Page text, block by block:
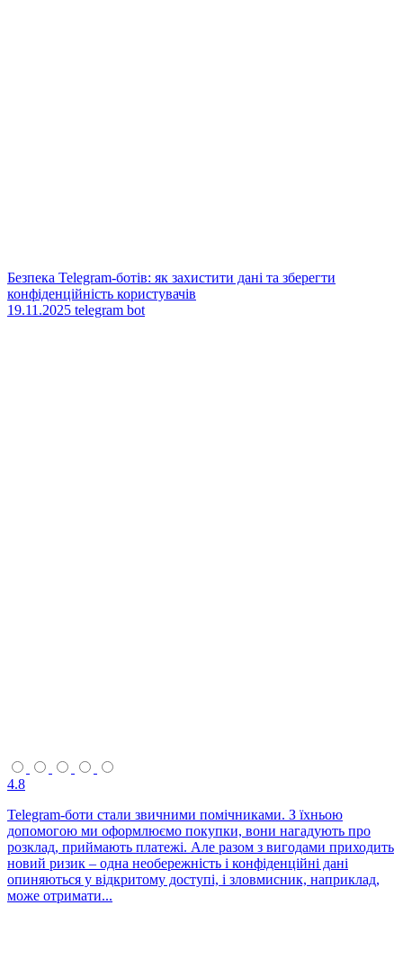
Безпека Telegram-ботів: як захистити дані та зберегти
конфіденційність користувачів
19.11.2025 telegram bot
4.8
Telegram-боти стали звичними помічниками. З їхньою
допомогою ми оформлюємо покупки, вони нагадують про
розклад, приймають платежі. Але разом з вигодами приходить
новий ризик – одна необережність і конфіденційні дані
опиняються у відкритому доступі, і зловмисник, наприклад,
може отримати...